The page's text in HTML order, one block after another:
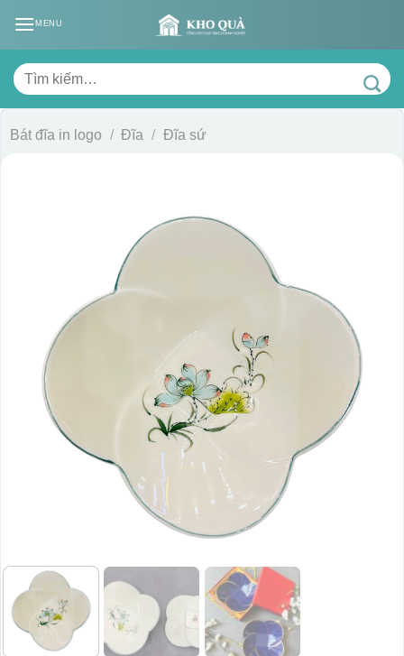
MENU
Tìm
kiếm:
Bát đĩa in logo / Đĩa / Đĩa sứ